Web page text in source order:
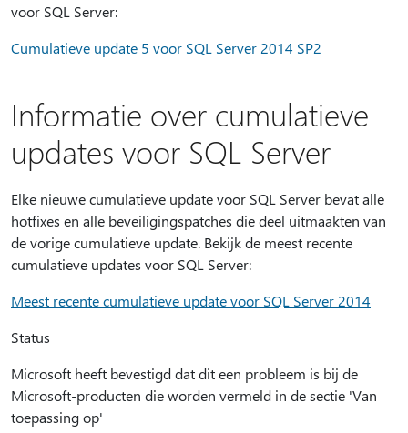
voor SQL Server:
Cumulatieve update 5 voor SQL Server 2014 SP2
Informatie over cumulatieve
updates voor SQL Server
Elke nieuwe cumulatieve update voor SQL Server bevat alle
hotfixes en alle beveiligingspatches die deel uitmaakten van
de vorige cumulatieve update. Bekijk de meest recente
cumulatieve updates voor SQL Server:
Meest recente cumulatieve update voor SQL Server 2014
Status
Microsoft heeft bevestigd dat dit een probleem is bij de
Microsoft-producten die worden vermeld in de sectie 'Van
toepassing op'